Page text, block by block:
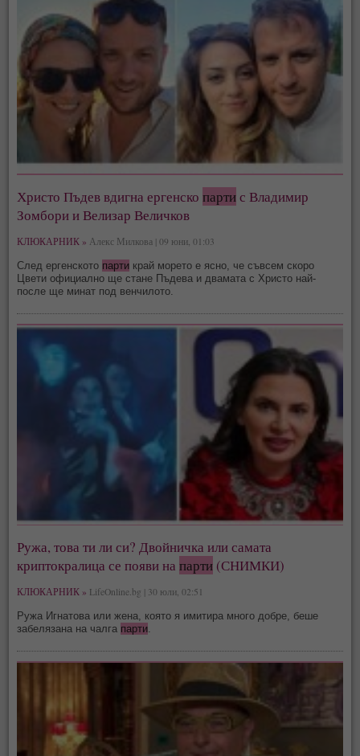
Христо Пъдев вдигна ергенскопартис Владимир
Зомбори и Велизар Величков
КЛЮКАРНИК » Алекс Милкова | 09 юни, 01:03
След ергенското парти край морето е ясно, че съвсем скоро
Цвети официално ще стане Пъдева и двамата с Христо най-
после ще минат под венчилото.
Ружа, това ти ли си? Двойничка или самата
криптокралица се появи напарти (СНИМКИ)
КЛЮКАРНИК » LifeOnline.bg | 30 юли, 02:51
Ружа Игнатова или жена, която я имитира много добре, беше
забелязана на чалга парти.